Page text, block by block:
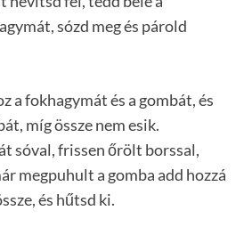
sózd meg és párold
a fokhagymát és a gombát, és
míg össze nem esik.
sóval, frissen őrölt borssal,
megpuhult a gomba add hozzá
és hűtsd ki.